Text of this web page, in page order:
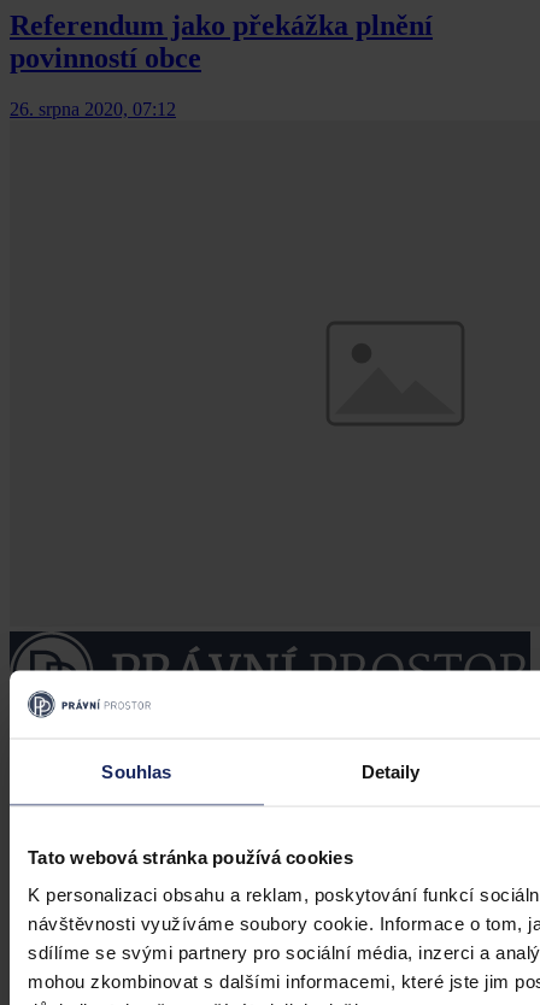
Souhlas Detaily
Tato webová stránka používá cookies
K personalizaci obsahu a reklam, poskytování funkcí
návštěvnosti využíváme soubory cookie. Informace o tom,
sdílíme se svými partnery pro sociální média, inzerci a
mohou zkombinovat s dalšími informacemi, které jste jim
Referendum jako překážka plnění
povinností obce
26. srpna 2020, 07:12
profesionálové a zástupci právnických profesí, ale všichni, kteří